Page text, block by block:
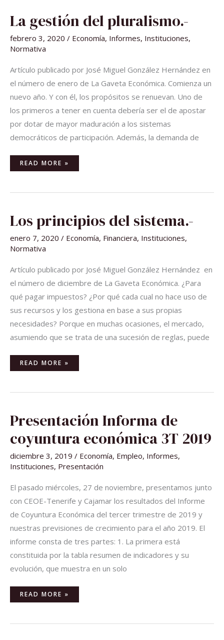
La gestión del pluralismo.-
febrero 3, 2020 / Economía, Informes, Instituciones,
Normativa
Artículo publicado por José Miguel González Hernández en
el número de enero de La Gaveta Económica. Comienza un
nuevo año. Y con él, los propósitos se renuevan. Uno de
los primeros a tener en cuenta debería ser el de apostar
por dotar de mayor maduración a los sistemas
democráticos de participación. Además, la demanda de
GESTIÓN
DEL
PLURALISMO.-
READ MORE »
Los principios del sistema.-
enero 7, 2020 / Economía, Financiera, Instituciones,
Normativa
Artículo publicado por José Miguel González Hernández en
el número de diciembre de La Gaveta Económica. ¿Para
qué pagar impuestos? ¿Por qué cada cual no hace uso de
sus recursos y los gestiona en base a sus propias
necesidades? Porque en muchas ocasiones, el mercado,
asumiendo que se trata de una sucesión de reglas, puede
PRINCIPIOS
DEL
SISTEMA.-
READ MORE »
Presentación Informa de
coyuntura económica 3T 2019
diciembre 3, 2019 / Economía, Empleo, Informes,
Instituciones, Presentación
El pasado miércoles, 27 de noviembre, presentamos junto
con CEOE-Tenerife y Cajamar los resultados del Informe
de Coyuntura Económica del tercer trimestre de 2019 y
nuestras previsiones de crecimiento para el año 2019. El
informe consta de tres partes: 1. La primera está
constituida por la tabla resumen de indicadores y su
evolución, que muestra en un solo
INFORMA
DE
ECONÓMICA
3T
2019
READ MORE »